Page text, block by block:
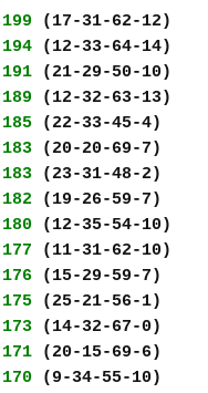
199 (17-31-62-12)
194 (12-33-64-14)
191 (21-29-50-10)
189 (12-32-63-13)
185 (22-33-45-4)
183 (20-20-69-7)
183 (23-31-48-2)
182 (19-26-59-7)
180 (12-35-54-10)
177 (11-31-62-10)
176 (15-29-59-7)
175 (25-21-56-1)
173 (14-32-67-0)
171 (20-15-69-6)
170 (9-34-55-10)